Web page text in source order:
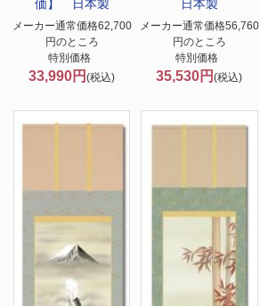
価】 日本製
メーカー通常価格62,700
円のところ
特別価格
33,990円(税込)
日本製
メーカー通常価格56,760
円のところ
特別価格
35,530円(税込)